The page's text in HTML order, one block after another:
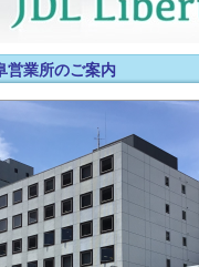
営業所のご案内